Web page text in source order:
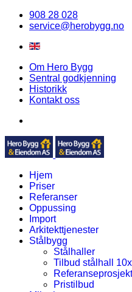
908 28 028
service@herobygg.no
Om Hero Bygg
Sentral godkjenning
Historikk
Kontakt oss
Hjem
Priser
Referanser
Oppussing
Import
Arkitekttjenester
Stålbygg
Stålhaller
Tilbud stålhall
Pristilbud